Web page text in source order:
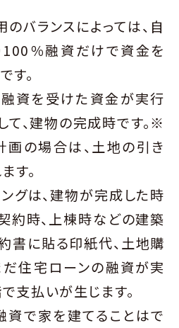
バランスによっては、自
100％融資だけで資金を
す。
資を受けた資金が実行
て、建物の完成時です。※
の場合は、土地の引き
す。
グは、建物が完成した時
約時、上棟時などの建築
書に貼る印紙代、土地購
住宅ローンの融資が実
支払いが生じます。
で家を建てることはで